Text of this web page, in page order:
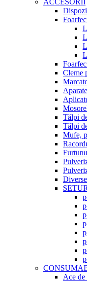
ACCESORII
Cleme
Tălpi
Tălpi
Mufe,
Diverse
Ace de